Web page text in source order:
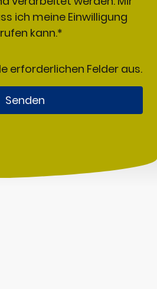
ich meine Einwilligung
kann.*
erforderlichen Felder aus.
Senden